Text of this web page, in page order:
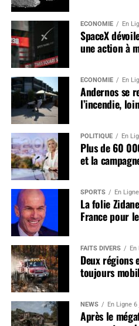
ÉCONOMIE En
SpaceX
une action à
ÉCONOMIE En
Andernos se
l’incendie,
POLITIQUE En
Plus de 60
et la
SPORTS En
La folie
France pour
FAITS DIVERS En
Deux régions
toujours
NEWS En Ligne
Après le